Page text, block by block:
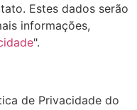
Estes dados serão
informações,
".
de Privacidade do